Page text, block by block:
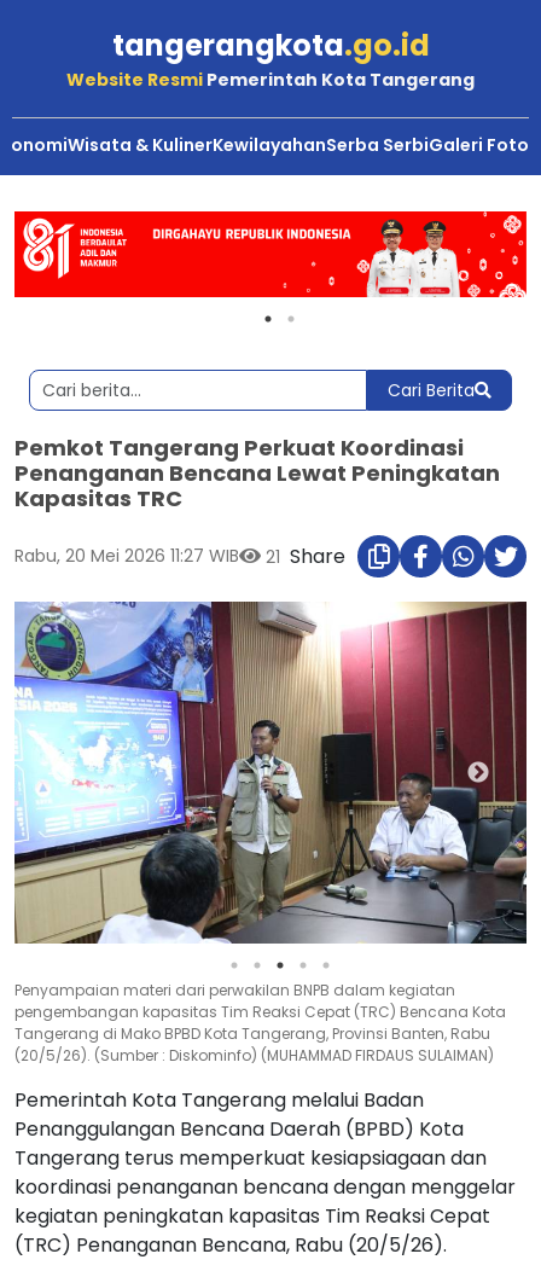
tangerangkota.go.id
Website Resmi Pemerintah Kota Tangerang
Wisata & KulinerKewilayahanSerba SerbiGaleri Foto
Cari Berita
Pemkot Tangerang Perkuat Koordinasi
Penanganan Bencana Lewat Peningkatan
Kapasitas TRC
Rabu, 20 Mei 2026 11:27 WIB 21 Share
Penyampaian materi dari perwakilan BNPB dalam kegiatan
pengembangan kapasitas Tim Reaksi Cepat (TRC) Bencana Kota
Tangerang di Mako BPBD Kota Tangerang, Provinsi Banten, Rabu
(20/5/26). (Sumber : Diskominfo) (MUHAMMAD FIRDAUS SULAIMAN)
Pemerintah Kota Tangerang melalui Badan
Penanggulangan Bencana Daerah (BPBD) Kota
Tangerang terus memperkuat kesiapsiagaan dan
koordinasi penanganan bencana dengan menggelar
kegiatan peningkatan kapasitas Tim Reaksi Cepat
(TRC) Penanganan Bencana, Rabu (20/5/26).